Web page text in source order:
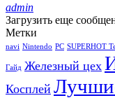
admin
Загрузить еще
Метки
navi Nintendo PC SUPERHOT
Гайд Железный цех
Косплей